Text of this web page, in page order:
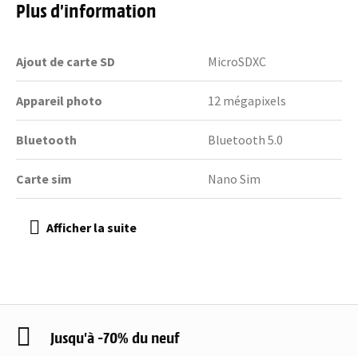
Plus d’information
Ajout de carte SD MicroSDXC
Appareil photo 12 mégapixels
Bluetooth Bluetooth 5.0
Carte sim Nano Sim
Jusqu'à -70% du neuf